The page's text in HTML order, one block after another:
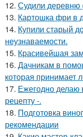
12. Судили деревню
13. Картошка фри в
14. Купили старый
неузнаваемости.
15. Красивейшая
16. Дачникам в
которая принимает
17. Ежегодно делаю
рецепту -.
18. Подготовка
рекомендации